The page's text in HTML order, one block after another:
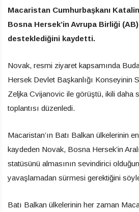
Macaristan Cumhurbaşkanı
Bosna Hersek’in Avrupa Birliği
desteklediğini kaydetti.
Novak, resmi ziyaret kapsamında
Hersek Devlet Başkanlığı Konseyinin
Zeljka Cvijanovic ile görüştü, ikili daha
toplantısı düzenledi.
Macaristan’ın Batı Balkan ülkelerinin
kaydeden Novak, Bosna Hersek’in
statüsünü almasının sevindirici
yavaşlamadan sürmesi gerektiğini
Batı Balkan ülkelerinin her zaman